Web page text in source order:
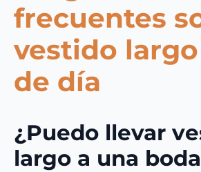
frecuentes
vestido
de día
¿Puedo llevar
largo a una